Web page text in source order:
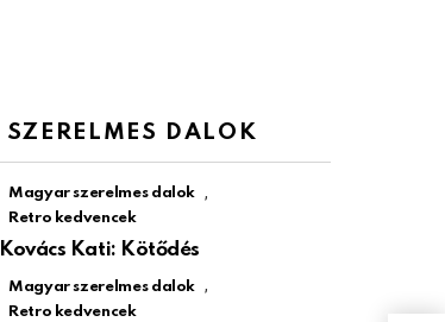
SZERELMES DALOK
Magyar szerelmes dalok ,
Retro kedvencek
Kovács Kati: Kötődés
Magyar szerelmes dalok ,
Retro kedvencek